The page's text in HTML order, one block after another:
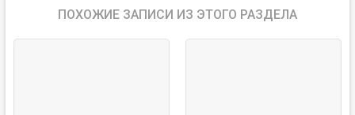
ПОХОЖИЕ ЗАПИСИ ИЗ ЭТОГО РАЗДЕЛА